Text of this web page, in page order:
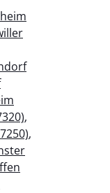
,
,